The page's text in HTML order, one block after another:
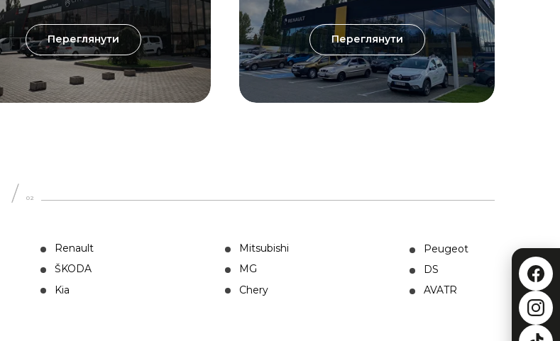
Переглянути Переглянути
02
MG
Chery
ŠKODA
Renault Mitsubishi
Kia
Peugeot
DS
AVATR